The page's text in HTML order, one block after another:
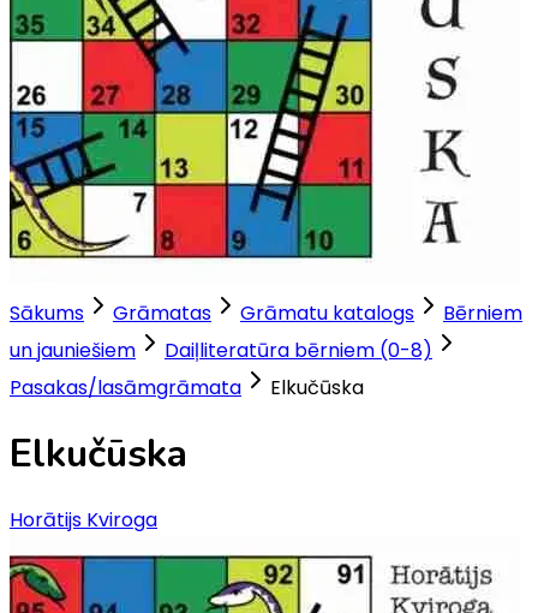
Sākums Grāmatas Grāmatu katalogs
Bērniem
un jauniešiem
Daiļliteratūra bērniem (0-8)
Pasakas/lasāmgrāmata
Elkučūska
Elkučūska
Horātijs Kviroga